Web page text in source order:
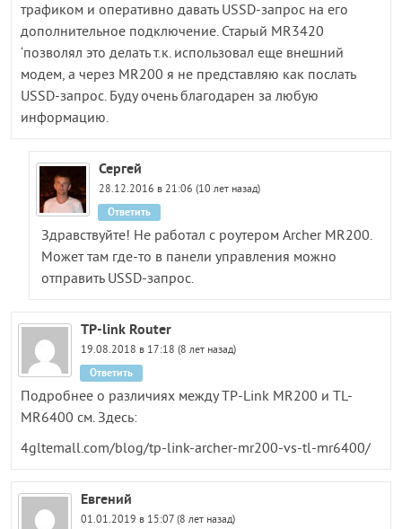
трафиком и оперативно давать USSD-запрос на его
дополнительное подключение. Старый MR3420
‘позволял это делать т.к. использовал еще внешний
модем, а через MR200 я не представляю как послать
USSD-запрос. Буду очень благодарен за любую
информацию.
Сергей
28.12.2016 в 21:06 (10 лет назад)
Здравствуйте! Не работал с роутером Archer MR200.
Может там где-то в панели управления можно
отправить USSD-запрос.
Ответить
TP-link Router
19.08.2018 в 17:18 (8 лет назад)
Подробнее о различиях между TP-Link MR200 и TL-
MR6400 см. Здесь:
4gltemall.com/blog/tp-link-archer-mr200-vs-tl-mr6400/
Ответить
Евгений
01.01.2019 в 15:07 (8 лет назад)